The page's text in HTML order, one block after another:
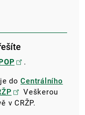
.
doCentrálního
Veškerou
v CRŽP.